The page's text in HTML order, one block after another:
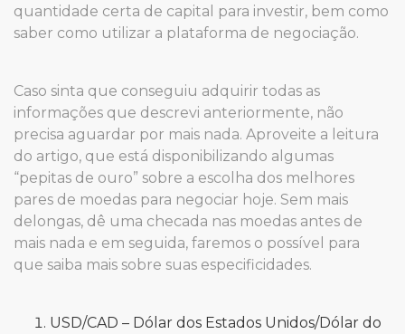
quantidade certa de capital para investir, bem como
saber como utilizar a plataforma de negociação.
Caso sinta que conseguiu adquirir todas as
informações que descrevi anteriormente, não
precisa aguardar por mais nada. Aproveite a leitura
do artigo, que está disponibilizando algumas
“pepitas de ouro” sobre a escolha dos melhores
pares de moedas para negociar hoje. Sem mais
delongas, dê uma checada nas moedas antes de
mais nada e em seguida, faremos o possível para
que saiba mais sobre suas especificidades.
USD/CAD – Dólar dos Estados Unidos/Dólar do